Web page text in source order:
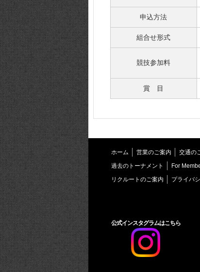
申込方法
組合せ形式
競技参加料
賞 目
ホーム 営業のご案内 交通の
過去のトーナメント For
リクルートのご案内 プライバ
公式インスタグラムはこちら